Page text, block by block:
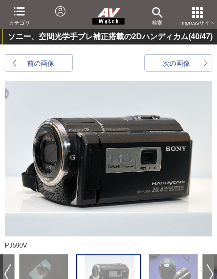
カテゴリ 検索 Impressサイト
ソニー、空間光学手ブレ補正搭載の2Dハンディカム(40/47)
前の画像 次の画像
PJ590V